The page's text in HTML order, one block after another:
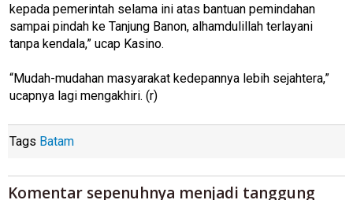
kepada pemerintah selama ini atas bantuan pemindahan
sampai pindah ke Tanjung Banon, alhamdulillah terlayani
tanpa kendala,” ucap Kasino.
“Mudah-mudahan masyarakat kedepannya lebih sejahtera,”
ucapnya lagi mengakhiri. (r)
Tags Batam
Komentar sepenuhnya menjadi tanggung